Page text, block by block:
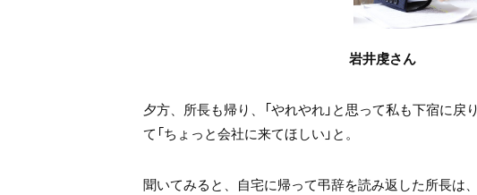
岩井虔さん
夕方、所長も帰り、「やれやれ」と思って私も下宿に
て「ちょっと会社に来てほしい」と。
聞いてみると、自宅に帰って弔辞を読み返した所長は